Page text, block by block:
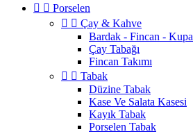
  Porselen
  Çay & Kahve
Bardak - Fincan - Kupa
Çay Tabağı
Fincan Takımı
  Tabak
Düzine Tabak
Kase Ve Salata Kasesi
Kayık Tabak
Porselen Tabak